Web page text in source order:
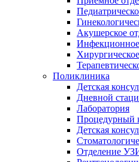
Акушерское
Поликлиника
Детская
Дневной
Лаборатория
Процедурный
Детская
Отделение